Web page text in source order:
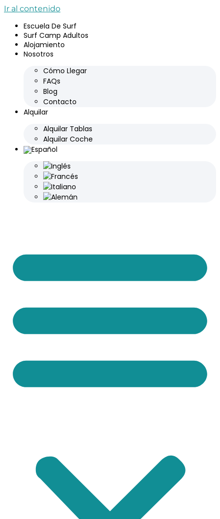
Ir al contenido
Escuela De Surf
Surf Camp Adultos
Alojamiento
Nosotros
Cómo Llegar
FAQs
Blog
Contacto
Alquilar
Alquilar Tablas
Alquilar Coche